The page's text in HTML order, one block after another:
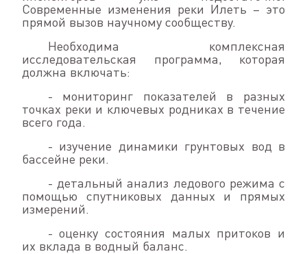
Современные изменения реки Илеть – это
прямой вызов научному сообществу.
Необходима комплексная
исследовательская программа, которая
должна включать:
- мониторинг показателей в разных
точках реки и ключевых родниках в течение
всего года.
- изучение динамики грунтовых вод в
бассейне реки.
- детальный анализ ледового режима с
помощью спутниковых данных и прямых
измерений.
- оценку состояния малых притоков и
их вклада в водный баланс.